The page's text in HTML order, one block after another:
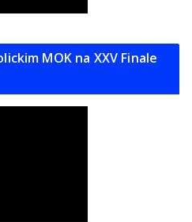
MOK na XXV Finale